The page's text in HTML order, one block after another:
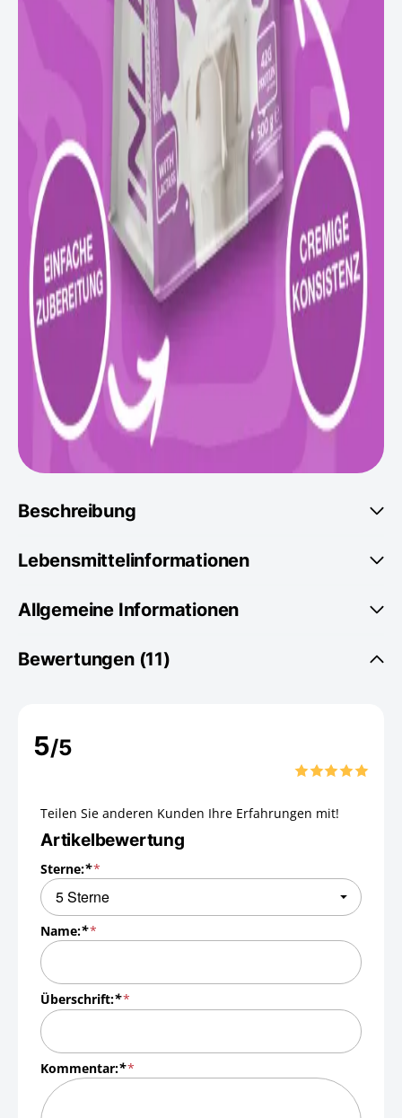
Beschreibung
Lebensmittelinformationen
Allgemeine Informationen
Bewertungen (11)
5/5
Teilen Sie anderen Kunden Ihre Erfahrungen mit!
Artikelbewertung
Sterne:*
Name:*
Überschrift:*
Kommentar:*